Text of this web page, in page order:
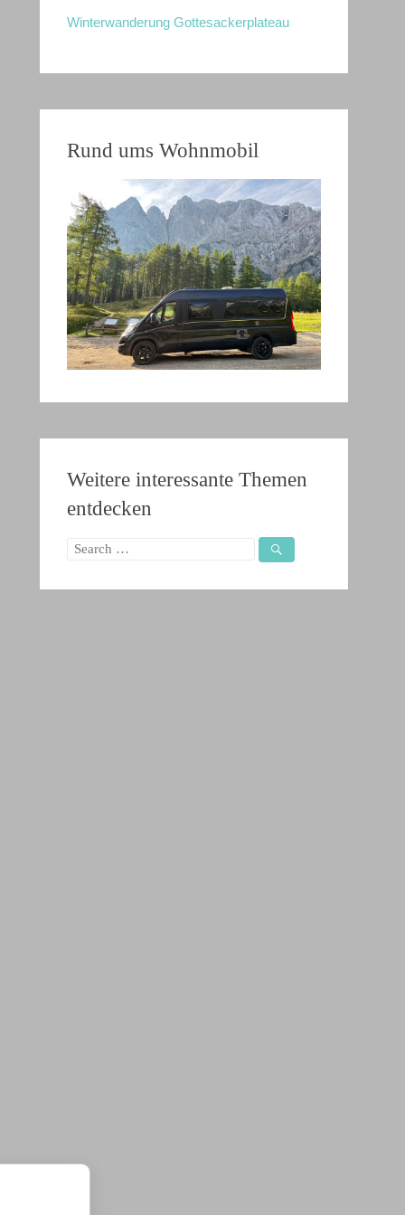
Winterwanderung Gottesackerplateau
Rund ums Wohnmobil
Weitere interessante Themen
entdecken
Search